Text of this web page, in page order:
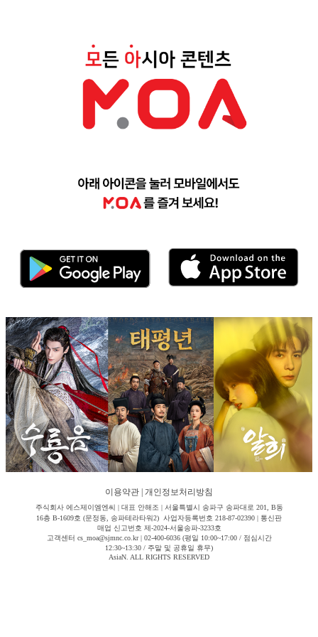
이용약관 개인정보처리방침
주식회사 에스제이엠엔씨 | 대표 안해조 | 서울특별시 송파구 송파대로 201, B동
16층 B-1609호 (문정동, 송파테라타워2) 사업자등록번호 218-87-02390 | 통신판
매업 신고번호 제-2024-서울송파-3233호
고객센터 cs_moa@sjmnc.co.kr | 02-400-6036 (평일 10:00~17:00 / 점심시간
12:30~13:30 / 주말 및 공휴일 휴무)
AsiaN. ALL RIGHTS RESERVED